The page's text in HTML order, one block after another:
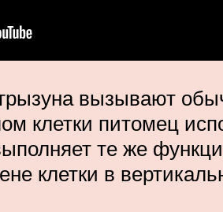
вызывают
клетки питомец
те же
клетки в